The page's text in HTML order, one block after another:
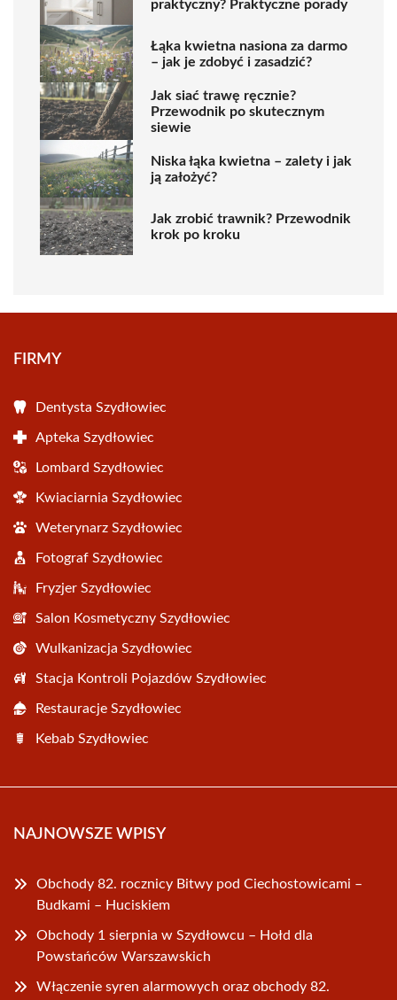
praktyczny? Praktyczne porady
Łąka kwietna nasiona za darmo
– jak je zdobyć i zasadzić?
Jak siać trawę ręcznie?
Przewodnik po skutecznym
siewie
Niska łąka kwietna – zalety i jak
ją założyć?
Jak zrobić trawnik? Przewodnik
krok po kroku
FIRMY
Dentysta Szydłowiec
Apteka Szydłowiec
Lombard Szydłowiec
Kwiaciarnia Szydłowiec
Weterynarz Szydłowiec
Fotograf Szydłowiec
Fryzjer Szydłowiec
Salon Kosmetyczny Szydłowiec
Wulkanizacja Szydłowiec
Stacja Kontroli Pojazdów Szydłowiec
Restauracje Szydłowiec
Kebab Szydłowiec
NAJNOWSZE WPISY
Obchody 82. rocznicy Bitwy pod Ciechostowicami –
Budkami – Huciskiem
Obchody 1 sierpnia w Szydłowcu – Hołd dla
Powstańców Warszawskich
Włączenie syren alarmowych oraz obchody 82.